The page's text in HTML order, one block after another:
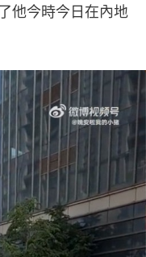
他今時今日在內地